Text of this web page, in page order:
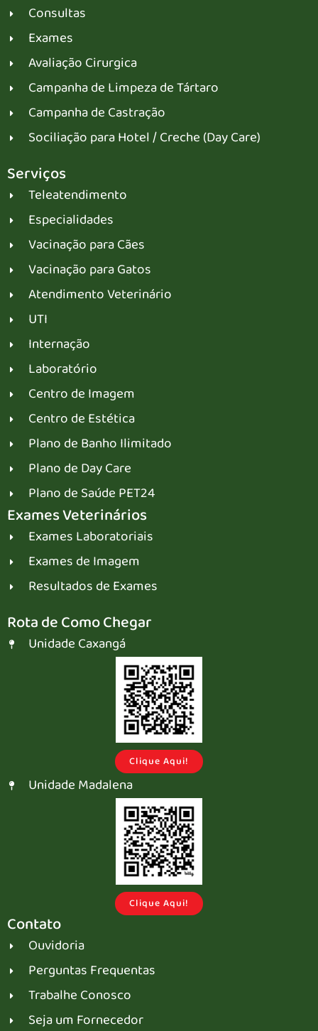
Consultas
Exames
Avaliação Cirurgica
Campanha de Limpeza de Tártaro
Campanha de Castração
Sociliação para Hotel / Creche (Day Care)
Serviços
Teleatendimento
Especialidades
Vacinação para Cães
Vacinação para Gatos
Atendimento Veterinário
UTI
Internação
Laboratório
Centro de Imagem
Centro de Estética
Plano de Banho Ilimitado
Plano de Day Care
Plano de Saúde PET24
Exames Veterinários
Exames Laboratoriais
Exames de Imagem
Resultados de Exames
Rota de Como Chegar
Unidade Caxangá
Clique Aqui!
Unidade Madalena
Clique Aqui!
Contato
Ouvidoria
Perguntas Frequentas
Trabalhe Conosco
Seja um Fornecedor